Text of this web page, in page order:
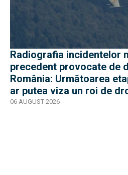
Radiografia incidentelor
precedent provocate de
România: Următoarea
ar putea viza un roi de
direcția Galați-Reni
06 AUGUST 2026